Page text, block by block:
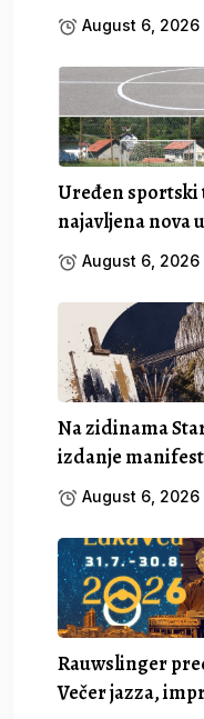
August 6, 2026
Uređen sportski
najavljena nova
August 6, 2026
Na zidinama
izdanje
August 6, 2026
Rauwslinger
Večer jazza,